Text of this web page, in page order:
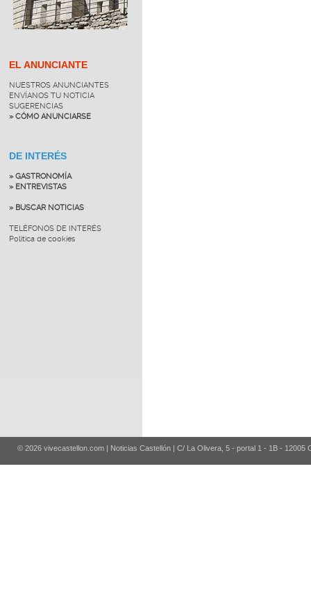
EL ANUNCIANTE
NUESTROS ANUNCIANTES
ENVÍANOS TU NOTICIA
SUGERENCIAS
» CÓMO ANUNCIARSE
DE INTERÉS
» GASTRONOMÍA
» ENTREVISTAS
» BUSCAR NOTICIAS
TELÉFONOS DE INTERÉS
Política de cookies
© 2026 vivecastellon.com | Noticias Castellón | C/ La Olivera, 5 - portal 1 - 1B - 12005